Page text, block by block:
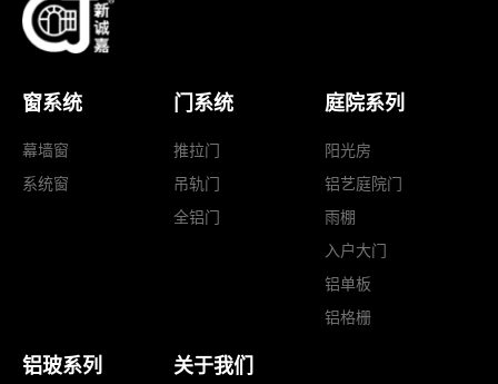
窗系统
幕墙窗
系统窗
门系统
推拉门
吊轨门
全铝门
庭院系列
阳光房
铝艺庭院门
雨棚
入户大门
铝单板
铝格栅
铝玻系列 关于我们